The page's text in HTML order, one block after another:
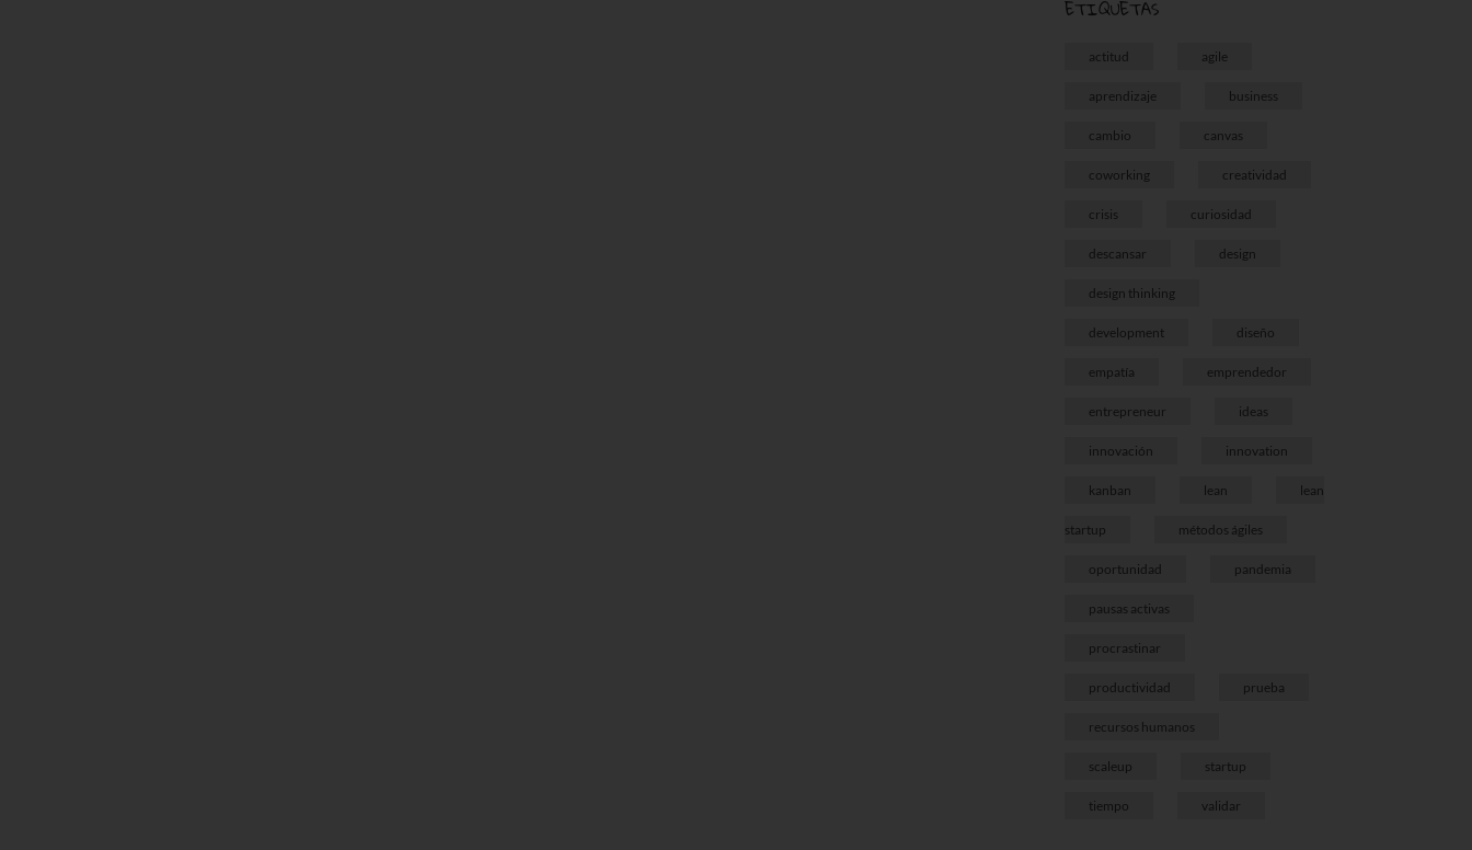
ETIQUETAS
actitud agile
aprendizaje business
cambio canvas
coworking creatividad
crisis curiosidad
descansar design
design thinking
development diseño
empatía emprendedor
entrepreneur ideas
innovación innovation
kanban lean lean
startup métodos ágiles
oportunidad pandemia
pausas activas
procrastinar
productividad prueba
recursos humanos
scaleup startup
tiempo validar